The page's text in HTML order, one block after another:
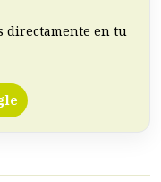
directamente en tu